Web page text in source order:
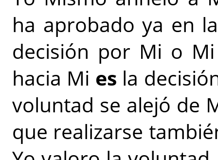
ha aprobado ya en
decisión por Mi o
hacia Mi es la
voluntad se alejó de
que realizarse